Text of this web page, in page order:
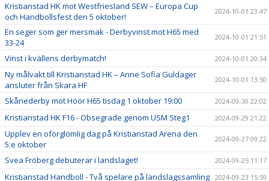
Kristianstad HK mot Westfriesland SEW – Europa Cup
och Handbollsfest den 5 oktober!
2024-10-01 23:47
En seger som ger mersmak - Derbyvinst mot H65 med
33-24
2024-10-01 21:51
Vinst i kvällens derbymatch! 2024-10-01 20:34
Ny målvakt till Kristianstad HK – Anne Sofia Guldager
ansluter från Skara HF
2024-10-01 13:50
Skånederby mot Höör H65 tisdag 1 oktober 19:00 2024-09-30 22:02
Kristianstad HK F16 - Obsegrade genom USM Steg1 2024-09-29 21:22
Upplev en oförglömlig dag på Kristianstad Arena den
5:e oktober
2024-09-27 09:22
Svea Fröberg debuterar i landslaget! 2024-09-25 11:17
Kristianstad Handboll - Två spelare på landslagssamling 2024-09-23 15:59